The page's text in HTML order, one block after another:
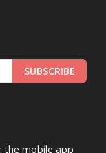
SUBSCRIBE
the mobile app